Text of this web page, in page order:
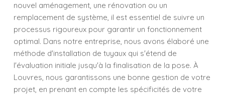
nouvel aménagement, une rénovation ou un
remplacement de système, il est essentiel de suivre un
processus rigoureux pour garantir un fonctionnement
optimal. Dans notre entreprise, nous avons élaboré une
méthode d'installation de tuyaux qui s'étend de
l'évaluation initiale jusqu'à la finalisation de la pose. À
Louvres, nous garantissons une bonne gestion de votre
projet, en prenant en compte les spécificités de votre